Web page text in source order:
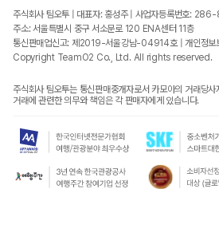
주식회사 팀오투 | 대표자: 홍성주 | 사업자등록번호:
주소: 서울특별시 중구 서소문로 120 ENA센터 11층
통신판매업신고: 제2019-서울강남-04914호 | 개인정보
Copyright TeamO2 Co., Ltd. All rights reserved.
주식회사 팀오투는 통신판매중개자로서 카모아의 거래당
거래에 관련한 의무와 책임은 각 판매자에게 있습니다.